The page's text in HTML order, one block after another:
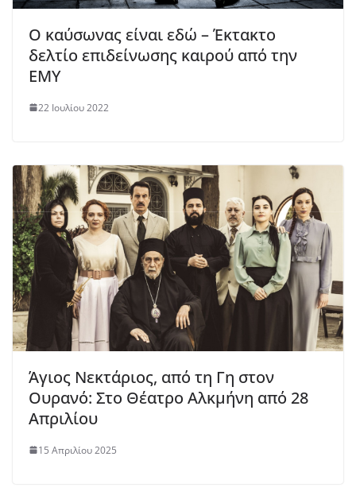
Ο καύσωνας είναι εδώ – Έκτακτο
δελτίο επιδείνωσης καιρού από την
ΕΜΥ
22 Ιουλίου 2022
Άγιος Νεκτάριος, από τη Γη στον
Ουρανό: Στο Θέατρο Αλκμήνη από 28
Απριλίου
15 Απριλίου 2025